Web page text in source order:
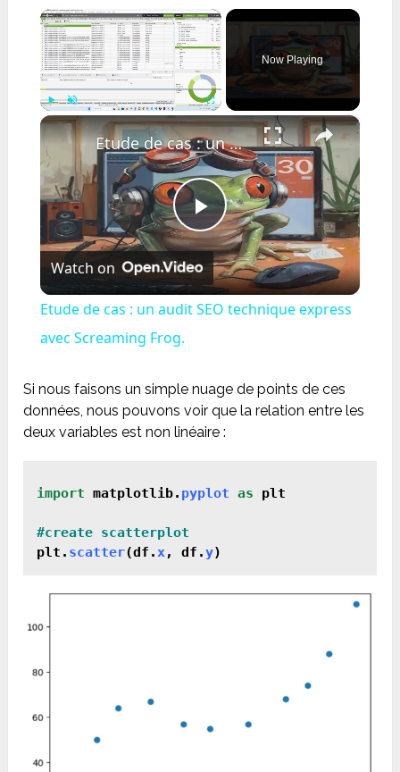
×
Play Unmute
Now Playing
×
Play
Video
Etude de cas : un audit SEO technique express avec Screaming Frog.
Watch on
Etude de cas : un audit SEO technique express
avec Screaming Frog.
Si nous faisons un simple nuage de points de ces
données, nous pouvons voir que la relation entre les
deux variables est non linéaire :
import matplotlib. pyplot as plt
plt. scatter(df.x, df.y)